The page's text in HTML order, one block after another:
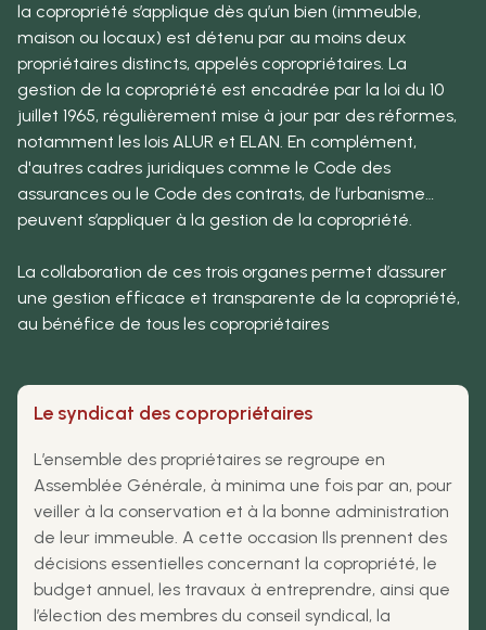
la copropriété s’applique dès qu’un bien (immeuble,
maison ou locaux) est détenu par au moins deux
propriétaires distincts, appelés copropriétaires. La
gestion de la copropriété est encadrée par la loi du 10
juillet 1965, régulièrement mise à jour par des réformes,
notamment les lois ALUR et ELAN. En complément,
d'autres cadres juridiques comme le Code des
assurances ou le Code des contrats, de l’urbanisme…
peuvent s’appliquer à la gestion de la copropriété.
La collaboration de ces trois organes permet d’assurer
une gestion efficace et transparente de la copropriété,
au bénéfice de tous les copropriétaires
Le syndicat des copropriétaires
L’ensemble des propriétaires se regroupe en
Assemblée Générale, à minima une fois par an, pour
veiller à la conservation et à la bonne administration
de leur immeuble. A cette occasion Ils prennent des
décisions essentielles concernant la copropriété, le
budget annuel, les travaux à entreprendre, ainsi que
l’élection des membres du conseil syndical, la